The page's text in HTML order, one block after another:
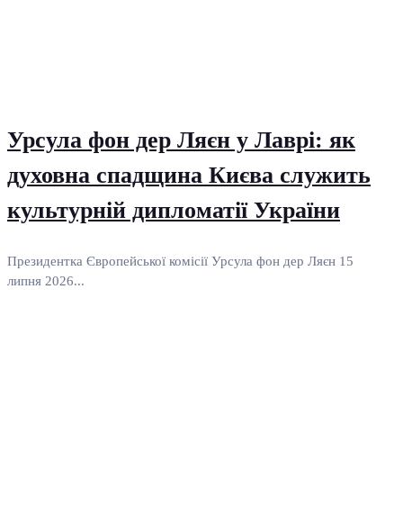
Урсула фон дер Ляєн у Лаврі: як
духовна спадщина Києва служить
культурній дипломатії України
Президентка Європейської комісії Урсула фон дер Ляєн 15
липня 2026...